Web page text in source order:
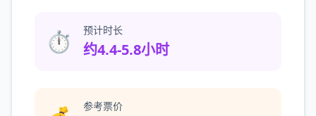
⏱️ 预计时长
约4.4-5.8小时
参考票价